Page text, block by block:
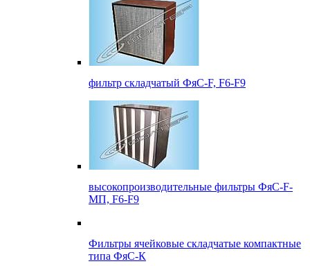
фильтр складчатый ФяС-F, F6-F9
высокопроизводительные фильтры ФяС-F-
МП, F6-F9
Фильтры ячейковые складчатые компактные
типа ФяС-К